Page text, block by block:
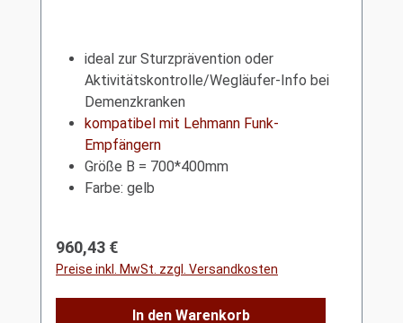
ideal zur Sturzprävention oder
Aktivitätskontrolle/Wegläufer-Info bei
Demenzkranken
kompatibel mit Lehmann Funk-
Empfängern
Größe B = 700*400mm
Farbe: gelb
Regulärer Preis:
960,43 €
Preise inkl. MwSt. zzgl. Versandkosten
In den Warenkorb